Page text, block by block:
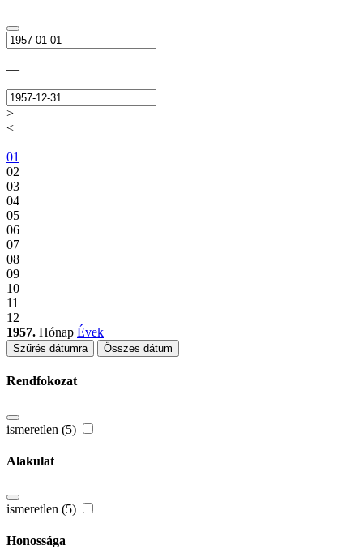
—
>
<
01
02
03
04
05
06
07
08
09
10
11
12
1957. Hónap Évek
Szűrés dátumra Összes dátum
Rendfokozat
ismeretlen (5)
Alakulat
ismeretlen (5)
Honossága